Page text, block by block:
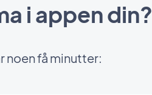
i appen din?
noen få minutter: